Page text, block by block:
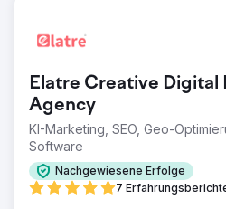
Elatre Creative Digital
Agency
KI-Marketing, SEO, Geo-
Software
Nachgewiesene Erfolge
7